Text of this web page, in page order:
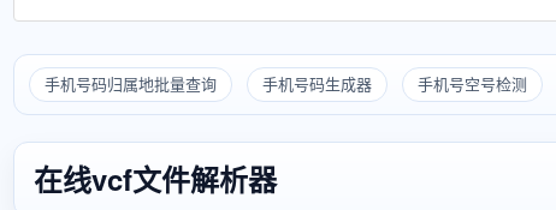
手机号码归属地批量查询 手机号码生成器 手机号空号检测
在线vcf文件解析器